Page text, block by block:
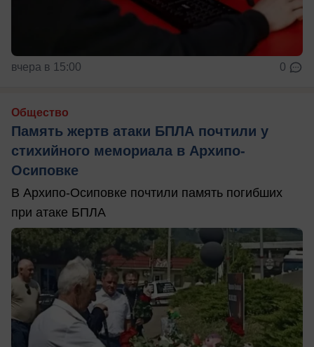
вчера в 15:00 0
Общество
Память жертв атаки БПЛА почтили у
стихийного мемориала в Архипо-
Осиповке
В Архипо-Осиповке почтили память погибших
при атаке БПЛА